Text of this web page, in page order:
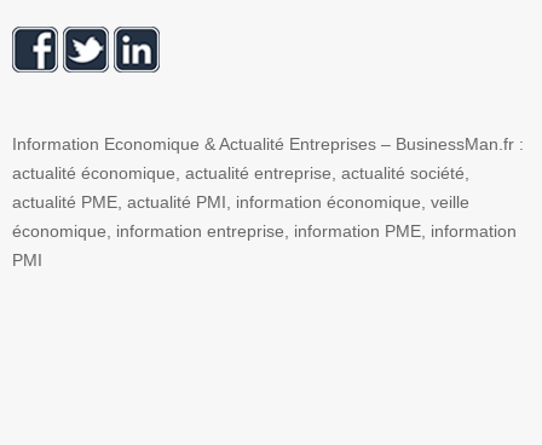
Information Economique & Actualité Entreprises – BusinessMan.fr :
actualité économique, actualité entreprise, actualité société,
actualité PME, actualité PMI, information économique, veille
économique, information entreprise, information PME, information
PMI